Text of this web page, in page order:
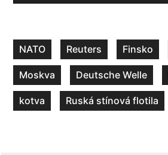
NATO Reuters Finsko
Moskva Deutsche Welle
kotva Ruská stínová flotila